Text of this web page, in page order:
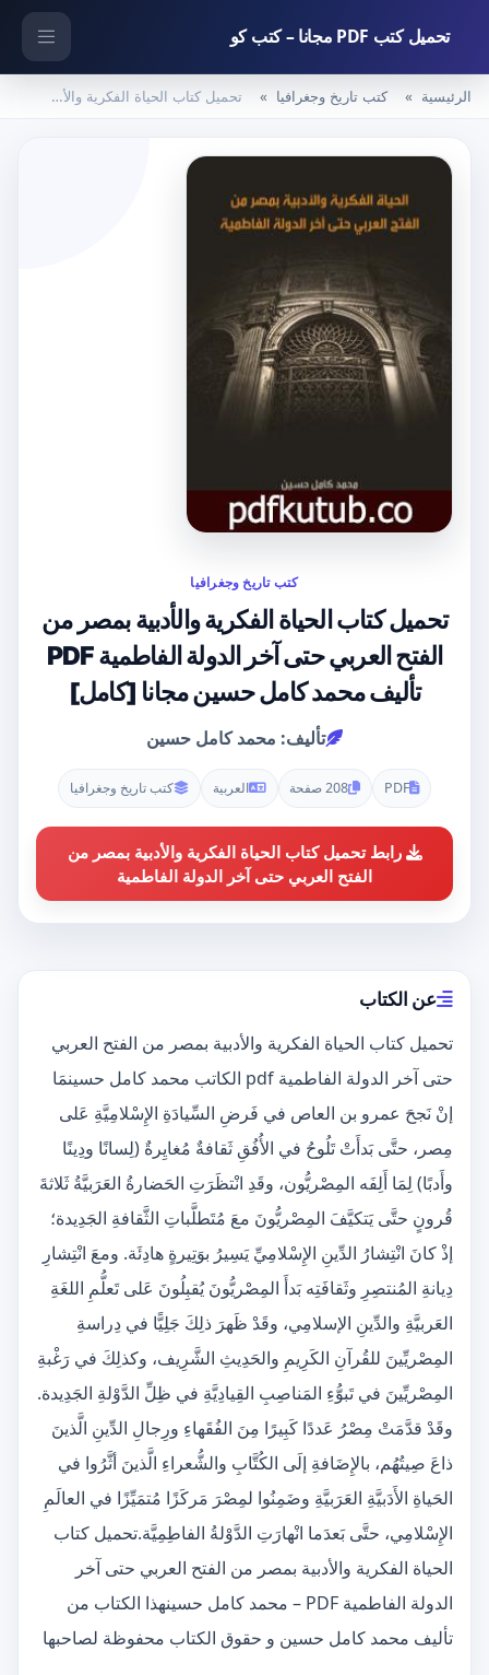
تحميل كتب PDF مجانا – كتب كو
الرئيسية كتب تاريخ وجغرافيا تحميل كتاب الحياة الفكرية والأدبية بمصر من الفتح العربي حتى آخر الدولة الفاطمية PDF تأليف محمد كامل حسين مجانا [كامل]
كتب تاريخ وجغرافيا
تحميل كتاب الحياة الفكرية والأدبية بمصر من
الفتح العربي حتى آخر الدولة الفاطمية PDF
تأليف محمد كامل حسين مجانا [كامل]
تأليف: محمد كامل حسين
PDF 208 صفحة العربية كتب تاريخ وجغرافيا
رابط تحميل كتاب الحياة الفكرية والأدبية بمصر من
الفتح العربي حتى آخر الدولة الفاطمية
عن الكتاب
تحميل كتاب الحياة الفكرية والأدبية بمصر من الفتح العربي
حتى آخر الدولة الفاطمية pdf الكاتب محمد كامل حسينمَا
إنْ نَجحَ عمرو بن العاص في فَرضِ السِّيادَةِ الإِسْلامِيَّةِ عَلى
مِصر، حتَّى بَدأَتْ تَلُوحُ في الأُفُقِ ثَقافةٌ مُغايِرةٌ (لِسانًا ودِينًا
وأَدبًا) لِمَا أَلِفَه المِصْريُّون، وقَدِ انْتظَرَتِ الحَضارةُ العَرَبيَّةُ ثَلاثةَ
قُرونٍ حتَّى يَتكيَّفَ المِصْريُّونَ معَ مُتَطلَّباتِ الثَّقافةِ الجَدِيدة؛
إذْ كانَ انْتِشارُ الدِّينِ الإِسْلامِيِّ يَسِيرُ بوَتِيرةٍ هادِئَة. ومعَ انْتِشارِ
دِيانةِ المُنتصِرِ وثَقافَتِه بَدأَ المِصْريُّونَ يُقبِلُونَ عَلى تَعلُّمِ اللغَةِ
العَربيَّةِ والدِّينِ الإسلامِي، وقَدْ ظَهرَ ذلِكَ جَلِيًّا في دِراسةِ
المِصْريِّينَ للقُرآنِ الكَرِيمِ والحَدِيثِ الشَّرِيف، وكذلِكَ في رَغْبةِ
المِصْريِّينَ في تَبوُّءِ المَناصِبِ القِيادِيَّةِ في ظِلِّ الدَّوْلةِ الجَدِيدة.
وقَدْ قدَّمَتْ مِصْرُ عَددًا كَبِيرًا مِنَ الفُقَهاءِ ورِجالِ الدِّينِ الَّذينَ
ذاعَ صِيتُهُم، بالإِضَافةِ إلَى الكُتَّابِ والشُّعراءِ الَّذينَ أثَّرُوا في
الحَياةِ الأَدَبيَّةِ العَرَبيَّةِ وضَمِنُوا لمِصْرَ مَركَزًا مُتمَيِّزًا في العالَمِ
الإِسْلامِي، حتَّى بَعدَما انْهارَتِ الدَّوْلةُ الفاطِمِيَّة.تحميل كتاب
الحياة الفكرية والأدبية بمصر من الفتح العربي حتى آخر
الدولة الفاطمية PDF – محمد كامل حسينهذا الكتاب من
تأليف محمد كامل حسين و حقوق الكتاب محفوظة لصاحبها